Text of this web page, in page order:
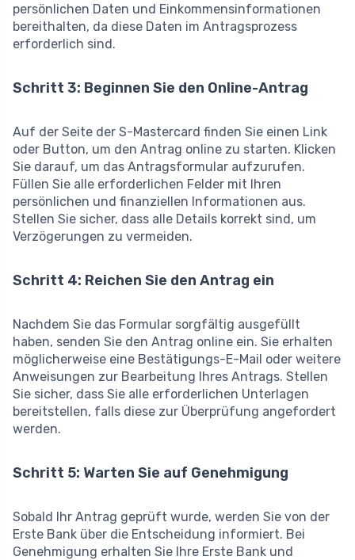
persönlichen Daten und Einkommensinformationen
bereithalten, da diese Daten im Antragsprozess
erforderlich sind.
Schritt 3: Beginnen Sie den Online-Antrag
Auf der Seite der S-Mastercard finden Sie einen Link
oder Button, um den Antrag online zu starten. Klicken
Sie darauf, um das Antragsformular aufzurufen.
Füllen Sie alle erforderlichen Felder mit Ihren
persönlichen und finanziellen Informationen aus.
Stellen Sie sicher, dass alle Details korrekt sind, um
Verzögerungen zu vermeiden.
Schritt 4: Reichen Sie den Antrag ein
Nachdem Sie das Formular sorgfältig ausgefüllt
haben, senden Sie den Antrag online ein. Sie erhalten
möglicherweise eine Bestätigungs-E-Mail oder weitere
Anweisungen zur Bearbeitung Ihres Antrags. Stellen
Sie sicher, dass Sie alle erforderlichen Unterlagen
bereitstellen, falls diese zur Überprüfung angefordert
werden.
Schritt 5: Warten Sie auf Genehmigung
Sobald Ihr Antrag geprüft wurde, werden Sie von der
Erste Bank über die Entscheidung informiert. Bei
Genehmigung erhalten Sie Ihre Erste Bank und